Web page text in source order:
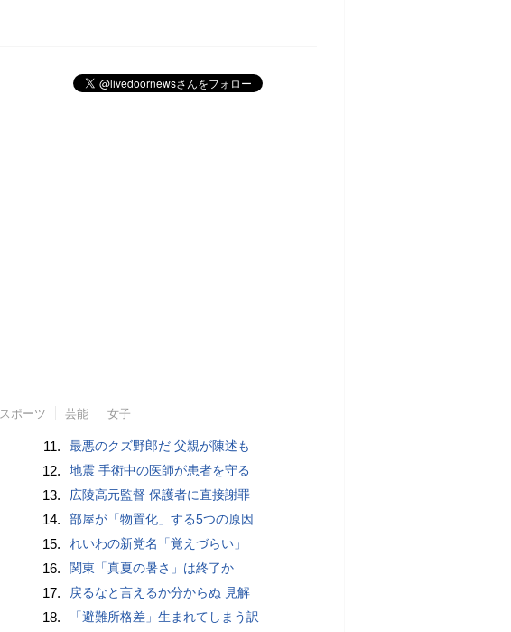
スポーツ 芸能 女子
11. 最悪のクズ野郎だ 父親が陳述も
12. 地震 手術中の医師が患者を守る
13. 広陵高元監督 保護者に直接謝罪
14. 部屋が「物置化」する5つの原因
15. れいわの新党名「覚えづらい」
16. 関東「真夏の暑さ」は終了か
17. 戻るなと言えるか分からぬ 見解
18. 「避難所格差」生まれてしまう訳